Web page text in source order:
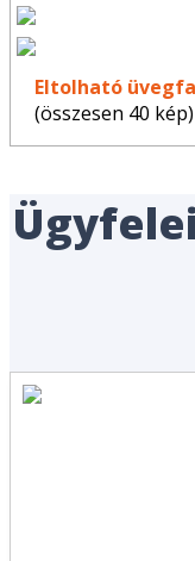
Eltolható
(összesen 40 kép)